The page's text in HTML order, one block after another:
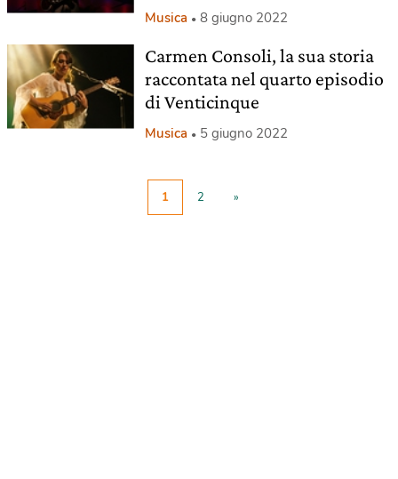
Musica 8 giugno 2022
Carmen Consoli, la sua storia
raccontata nel quarto episodio
di Venticinque
Musica 5 giugno 2022
1 2 »